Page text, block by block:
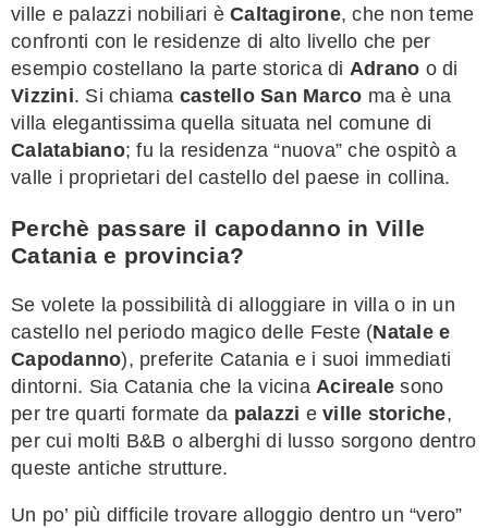
ville e palazzi nobiliari è Caltagirone, che non teme
confronti con le residenze di alto livello che per
esempio costellano la parte storica di Adrano o di
Vizzini. Si chiama castello San Marco ma è una
villa elegantissima quella situata nel comune di
Calatabiano; fu la residenza “nuova” che ospitò a
valle i proprietari del castello del paese in collina.
Perchè passare il capodanno in Ville
Catania e provincia?
Se volete la possibilità di alloggiare in villa o in un
castello nel periodo magico delle Feste (Natale e
Capodanno), preferite Catania e i suoi immediati
dintorni. Sia Catania che la vicina Acirealesono
per tre quarti formate da palazzi e ville storiche,
per cui molti B&B o alberghi di lusso sorgono dentro
queste antiche strutture.
Un po’ più difficile trovare alloggio dentro un “vero”